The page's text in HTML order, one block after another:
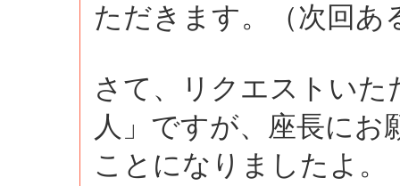
ただきます。（次回あ
さて、リクエストいた
人」ですが、座長に
ことになりましたよ。